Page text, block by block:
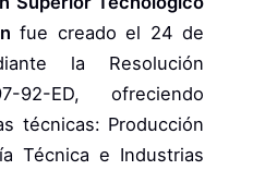
fue creado el 24 de
la Resolución
92-ED, ofreciendo
técnicas: Producción
Técnica e Industrias